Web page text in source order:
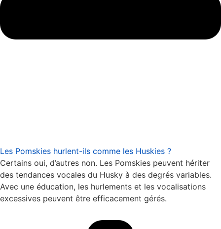
Les Pomskies hurlent-ils comme les Huskies ?
Certains oui, d’autres non. Les Pomskies peuvent hériter
des tendances vocales du Husky à des degrés variables.
Avec une éducation, les hurlements et les vocalisations
excessives peuvent être efficacement gérés.